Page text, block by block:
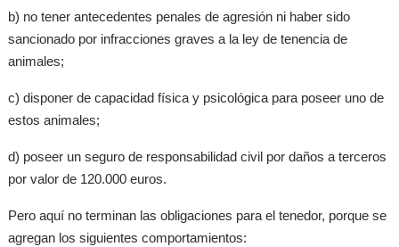
b) no tener antecedentes penales de agresión ni haber sido
sancionado por infracciones graves a la ley de tenencia de
animales;
c) disponer de capacidad física y psicológica para poseer uno de
estos animales;
d) poseer un seguro de responsabilidad civil por daños a terceros
por valor de 120.000 euros.
Pero aquí no terminan las obligaciones para el tenedor, porque se
agregan los siguientes comportamientos: